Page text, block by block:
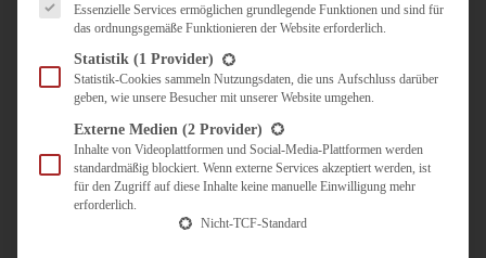
UNTERWEGS
KULINARISCH UNTERWEGS
ÜBER MICH
ZUSAMMENARBEIT
Essenzielle Services ermöglichen grundlegende Funktionen und sind für
das ordnungsgemäße Funktionieren der Website erforderlich.
Statistik (1 Provider)
Statistik-Cookies sammeln Nutzungsdaten, die uns Aufschluss darüber
geben, wie unsere Besucher mit unserer Website umgehen.
Externe Medien (2 Provider)
Inhalte von Videoplattformen und Social-Media-Plattformen werden
standardmäßig blockiert. Wenn externe Services akzeptiert werden, ist
für den Zugriff auf diese Inhalte keine manuelle Einwilligung mehr
erforderlich.
Nicht-TCF-Standard